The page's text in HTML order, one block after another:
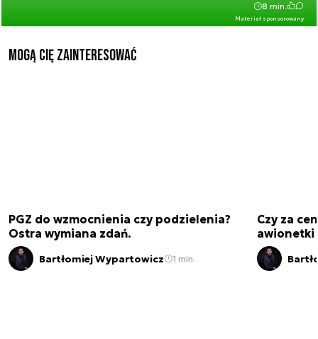
Materiał sponsorowany
8 min.
Mogą Cię zainteresować
PGZ do wzmocnienia czy podzielenia?
Ostra wymiana zdań.
Bartłomiej Wypartowicz 1 min.
Czy za
awionetki